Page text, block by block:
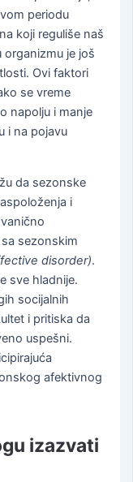
periodu
koji reguliše naš
organizmu je još
Ovi faktori
se vreme
napolju i manje
i na pojavu
da sezonske
i
sezonskim
disorder).
sve hladnije.
socijalnih
i pritiska da
uspešni.
afektivnog
izazvati